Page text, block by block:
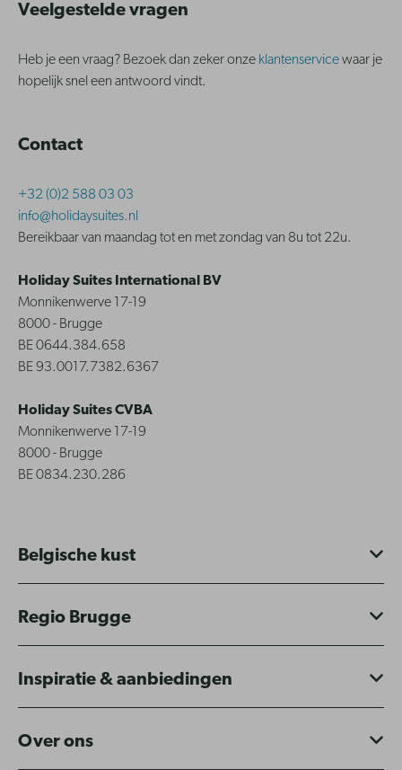
Veelgestelde vragen
Heb je een vraag? Bezoek dan zeker onze klantenservicewaar je
hopelijk snel een antwoord vindt.
Contact
+32 (0)2 588 03 03
info@holidaysuites.nl
Bereikbaar van maandag tot en met zondag van 8u tot 22u.
Holiday Suites International BV
Monnikenwerve 17-19
8000 - Brugge
BE 0644.384.658
BE 93.0017.7382.6367
Holiday Suites CVBA
Monnikenwerve 17-19
8000 - Brugge
BE 0834.230.286
Belgische kust
Regio Brugge
Inspiratie & aanbiedingen
Over ons